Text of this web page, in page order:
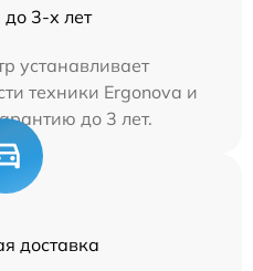
до 3-х лет
устанавливает
техники Ergonova и
до 3 лет.
доставка